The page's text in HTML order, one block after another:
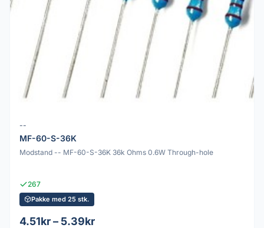
--
MF-60-S-36K
Modstand -- MF-60-S-36K 36k Ohms 0.6W Through-hole
267
Pakke med 25 stk.
4.51kr – 5.39kr